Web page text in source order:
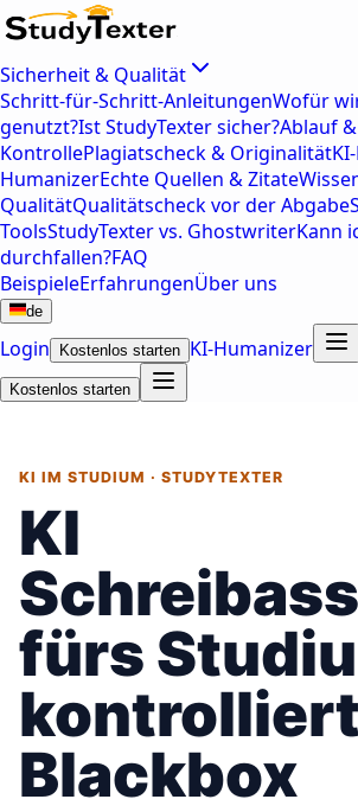
Sicherheit & Qualität
Schritt-für-Schritt-AnleitungenWofür
genutzt?Ist StudyTexter sicher?Ablauf &
KontrollePlagiatscheck & Originalität
HumanizerEchte Quellen & Zitate
QualitätQualitätscheck vor der Abgabe
ToolsStudyTexter vs. GhostwriterKann
durchfallen?FAQ
BeispieleErfahrungenÜber uns
de
Login Kostenlos starten KI-Humanizer
Kostenlos starten
KI IM STUDIUM · STUDYTEXTER
KI
fürs
Blackbox